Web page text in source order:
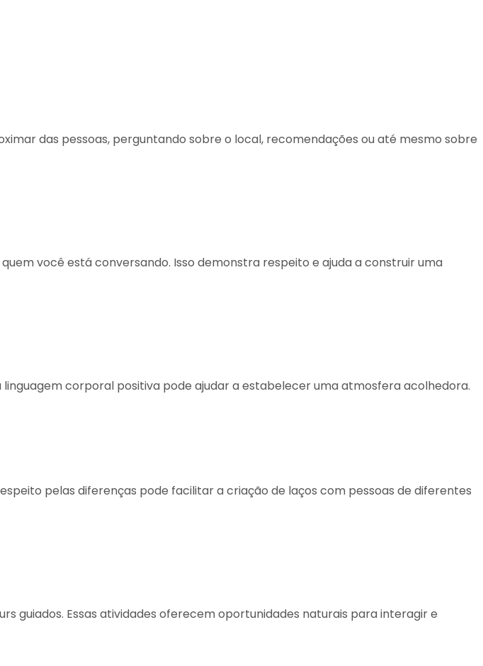
das pessoas, perguntando sobre o local, recomendações ou até mesmo sobre
você está conversando. Isso demonstra respeito e ajuda a construir uma
corporal positiva pode ajudar a estabelecer uma atmosfera acolhedora.
pelas diferenças pode facilitar a criação de laços com pessoas de diferentes
guiados. Essas atividades oferecem oportunidades naturais para interagir e